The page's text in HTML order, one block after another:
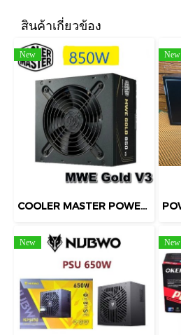
สินค้าเกี่ยวข้อง
New
COOLER MASTER POWER SUPPLY (80+GOLD) 850W MWE V3 (MPE-8506-ACAG-BTH) 80 PLUS GOLD BLACK ATX
New
New New